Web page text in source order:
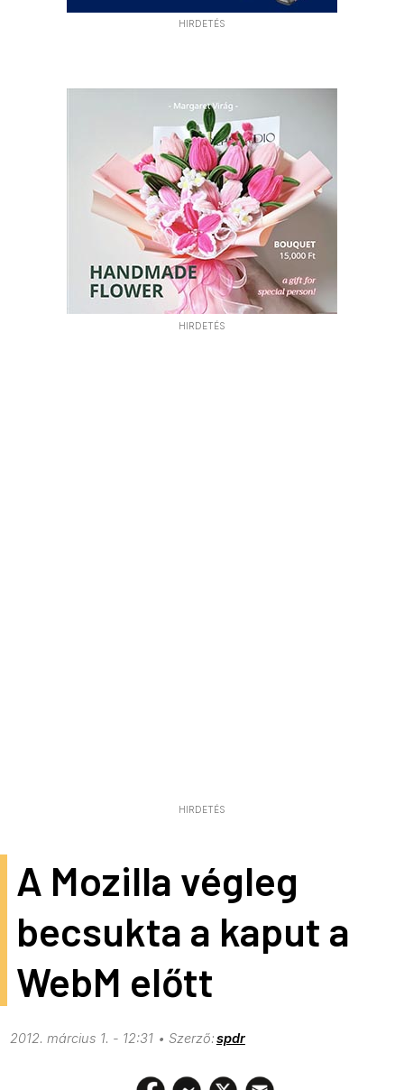
HIRDETÉS
HIRDETÉS
HIRDETÉS
A Mozilla végleg
becsukta a kaput a
WebM előtt
2012. március 1. - 12:31 spdr